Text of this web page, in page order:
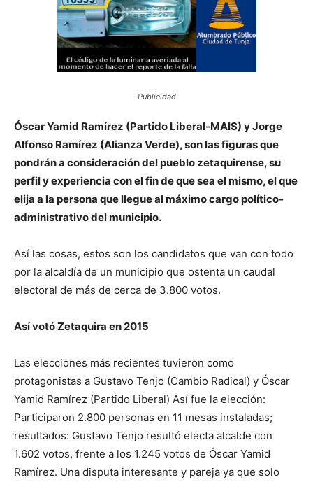
Publicidad
Óscar Yamid Ramírez (Partido Liberal-MAIS) y Jorge
Alfonso Ramírez (Alianza Verde), son las figuras que
pondrán a consideración del pueblo zetaquirense, su
perfil y experiencia con el fin de que sea el mismo, el que
elija a la persona que llegue al máximo cargo político-
administrativo del municipio.
Así las cosas, estos son los candidatos que van con todo
por la alcaldía de un municipio que ostenta un caudal
electoral de más de cerca de 3.800 votos.
Así votó Zetaquira en 2015
Las elecciones más recientes tuvieron como
protagonistas a Gustavo Tenjo (Cambio Radical) y Óscar
Yamid Ramírez (Partido Liberal) Así fue la elección:
Participaron 2.800 personas en 11 mesas instaladas;
resultados: Gustavo Tenjo resultó electa alcalde con
1.602 votos, frente a los 1.245 votos de Óscar Yamid
Ramírez. Una disputa interesante y pareja ya que solo